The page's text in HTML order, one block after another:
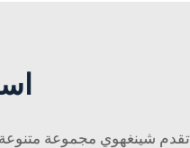
تقدم شينغهوي مجموعة متنوعة